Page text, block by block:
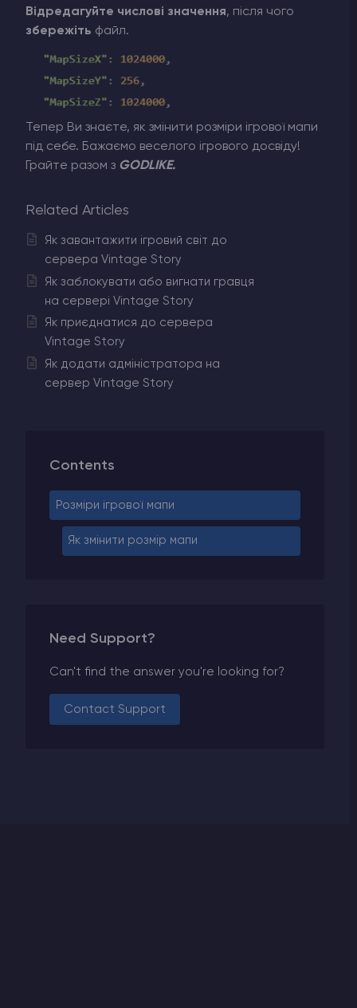
Відредагуйте числові значення, після чого
збережіть файл.
Тепер Ви знаєте, як змінити розміри ігрової мапи
під себе. Бажаємо веселого ігрового досвіду!
Грайте разом з GODLIKE.
Related Articles
Як завантажити ігровий світ до
сервера Vintage Story
Як заблокувати або вигнати гравця
на сервері Vintage Story
Як приєднатися до сервера
Vintage Story
Як додати адміністратора на
сервер Vintage Story
Contents
Розміри ігрової мапи
Як змінити розмір мапи
Need Support?
Can't find the answer you're looking for?
Contact Support